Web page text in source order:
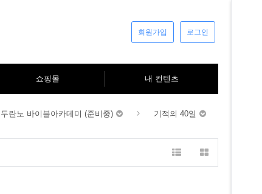
회원가입 로그인
쇼핑몰 내 컨텐츠
두란노 바이블아카데미 (준비중) 기적의 40일